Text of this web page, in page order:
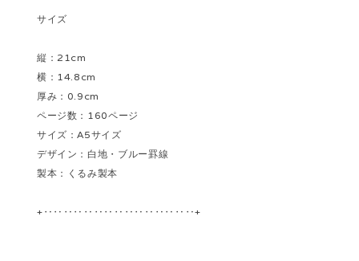
サイズ
縦：21cm
横：14.8cm
厚み：0.9cm
ページ数：160ページ
サイズ：A5サイズ
デザイン：白地・ブルー罫線
製本：くるみ製本
+‥‥‥‥‥‥‥‥‥‥‥‥‥‥‥+